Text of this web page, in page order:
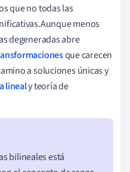
que no todas las
menos
degeneradas abre
que carecen
a soluciones únicas y
linealy teoría de
bilineales está